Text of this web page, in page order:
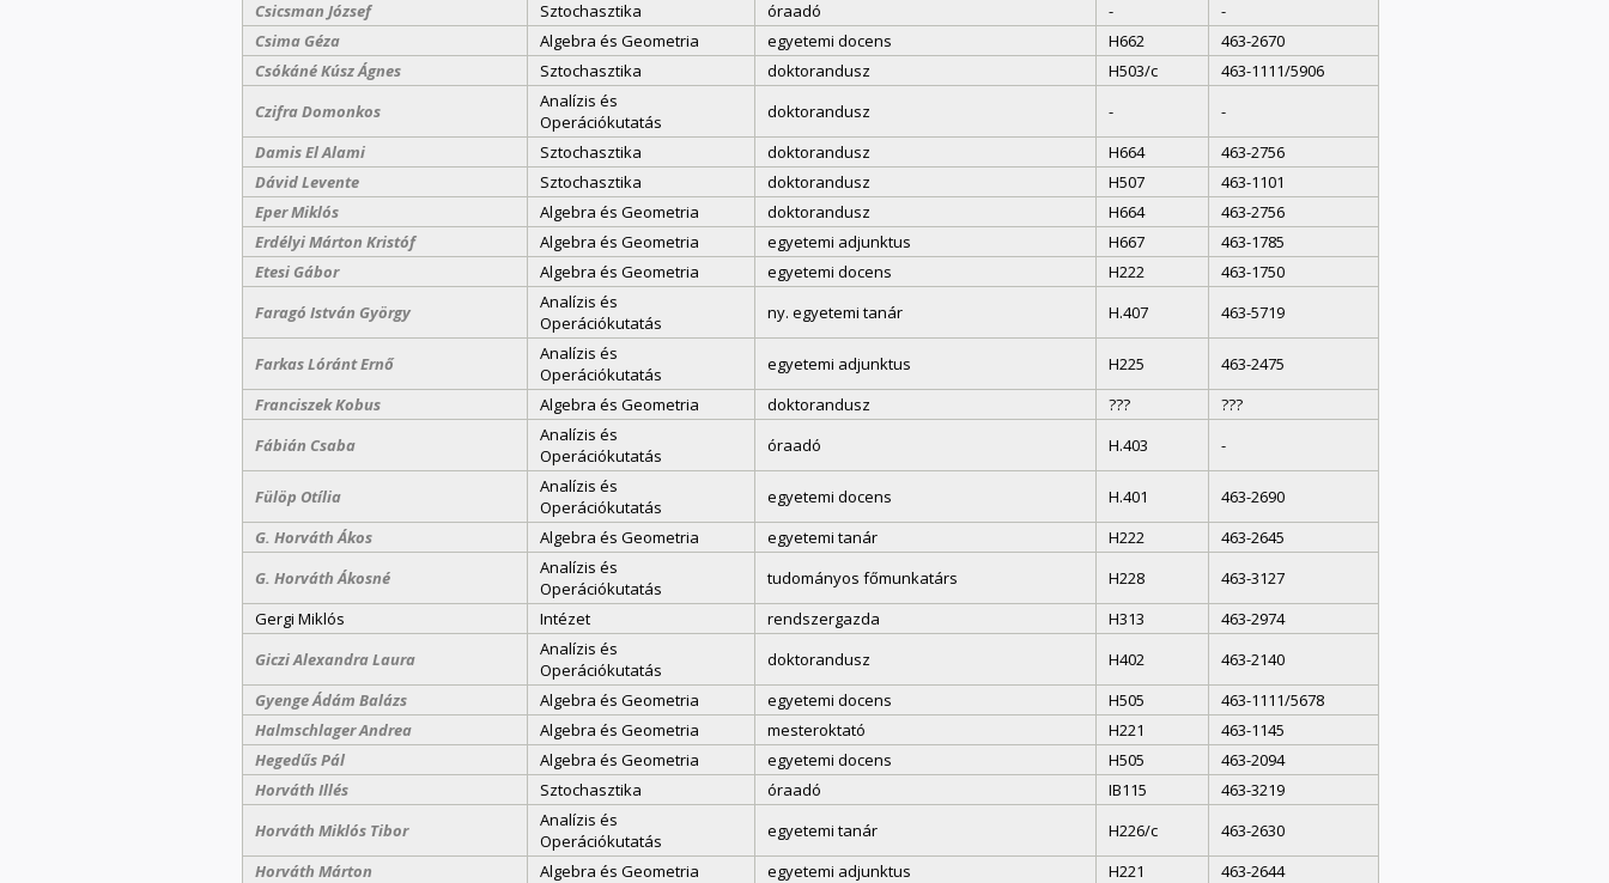
Csicsman József
Sztochasztika óraadó -
-
Csima Géza
Algebra és Geometria egyetemi docens H662
463-2670
Csókáné Kúsz Ágnes
Sztochasztika doktorandusz H503/c
463-1111/5906
Czifra Domonkos
Analízis és
Operációkutatás
doktorandusz -
-
Damis El Alami
Sztochasztika doktorandusz H664
463-2756
Dávid Levente
Sztochasztika doktorandusz H507
463-1101
Eper Miklós
Algebra és Geometria doktorandusz H664
463-2756
Erdélyi Márton Kristóf
Algebra és Geometria egyetemi adjunktus H667
463-1785
Etesi Gábor
Algebra és Geometria egyetemi docens H222
463-1750
Faragó István György
Analízis és
Operációkutatás
ny. egyetemi tanár H.407 463-5719
Farkas Lóránt Ernő
Analízis és
Operációkutatás
egyetemi adjunktus H225
463-2475
Franciszek Kobus
Algebra és Geometria doktorandusz ???
???
Fábián Csaba
Analízis és
Operációkutatás
óraadó H.403 -
Fülöp Otília
Analízis és
Operációkutatás
egyetemi docens H.401
463-2690
G. Horváth Ákos
Algebra és Geometria egyetemi tanár H222
463-2645
G. Horváth Ákosné
Analízis és
Operációkutatás
tudományos főmunkatárs H228
463-3127
Gergi Miklós
Intézet rendszergazda H313
463-2974
Giczi Alexandra Laura
Analízis és
Operációkutatás
doktorandusz H402
463-2140
Gyenge Ádám Balázs
Algebra és Geometria egyetemi docens H505
463-1111/5678
Halmschlager Andrea
Algebra és Geometria mesteroktató H221
463-1145
Hegedűs Pál
Algebra és Geometria egyetemi docens H505
463-2094
Horváth Illés
Sztochasztika óraadó IB115
463-3219
Horváth Miklós Tibor
Analízis és
Operációkutatás
egyetemi tanár H226/c
463-2630
Horváth Márton
Algebra és Geometria egyetemi adjunktus H221
463-2644